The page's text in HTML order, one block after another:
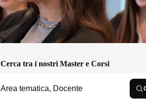
Cerca tra i nostri Master e Corsi